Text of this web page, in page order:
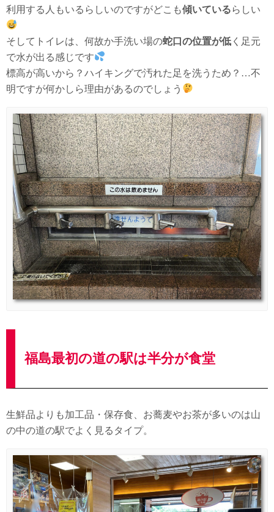
利用する人もいるらしいのですがどこも傾いているらしい
そしてトイレは、何故か手洗い場の蛇口の位置が低 く足元
で水が出る感じです
標高が高いから？ハイキングで汚れた足を洗うため？…不
明ですが何かしら理由があるのでしょう
福島最初の道の駅は半分が食堂
生鮮品よりも加工品・保存食、お蕎麦やお茶が多いのは山
の中の道の駅でよく見るタイプ。